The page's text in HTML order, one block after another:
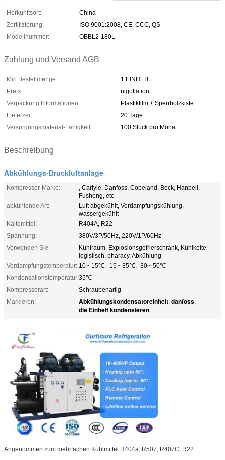
Herkunftsort:
China
Zertifizierung:
ISO 9001:2008, CE, CCC, QS
Modellnummer:
OBBL2-180L
Zahlung und Versand AGB
Min Bestellmenge:
1 EINHEIT
Preis:
nigotiation
Verpackung Informationen:
Plastikfilm + Sperrholzkiste
Lieferzeit:
20 Tage
Versorgungsmaterial-Fähigkeit:
100 Stück pro Monat
Beschreibung
Abkühlungs-Druckluftanlage
Kompressor-Marke:
, Carlyle, Danfoss, Copeland, Bock, Hanbell,
Fusheng, etc.
abkühlende Art:
Luft abgekühlt, Verdampfungskühlung,
wassergekühlt
Kältemittel:
R404A, R22
Spannung:
380V/3P/50Hz, 220V/1P/60Hz
Verwenden Sie:
Kühlraum, Explosionsgefrierschrank, Kühlkette
logistisch, pharacy, Abkühlung
Verdampfungstemperatur: 10~-15℃, -15~-35℃, -30~-50℃
Kondensationstemperatur:35℃
Kompressorart:
Schraubenartig
Markieren:
Abkühlungskondensatoreinheit, danfoss,
die Einheit kondensieren
Angenommen zum mehrfachen Kühlmittel R404a, R507, R407C, R22.